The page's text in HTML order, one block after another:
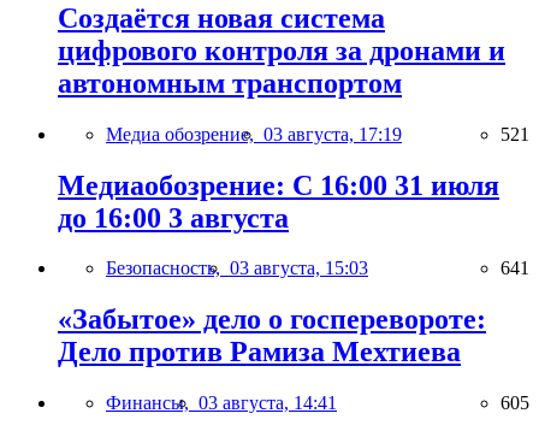
Создаётся новая система
цифрового контроля за дронами и
автономным транспортом
Медиа обозрение, 03 августа, 17:19 521
Медиаобозрение: С 16:00 31 июля
до 16:00 3 августа
Безопасность, 03 августа, 15:03 641
«Забытое» дело о госперевороте:
Дело против Рамиза Мехтиева
Финансы, 03 августа, 14:41 605